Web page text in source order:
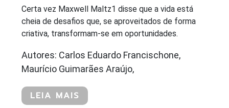
Certa vez Maxwell Maltz1 disse que a vida está
cheia de desafios que, se aproveitados de forma
criativa, transformam-se em oportunidades.
Autores: Carlos Eduardo Francischone,
Maurício Guimarães Araújo,
LEIA MAIS